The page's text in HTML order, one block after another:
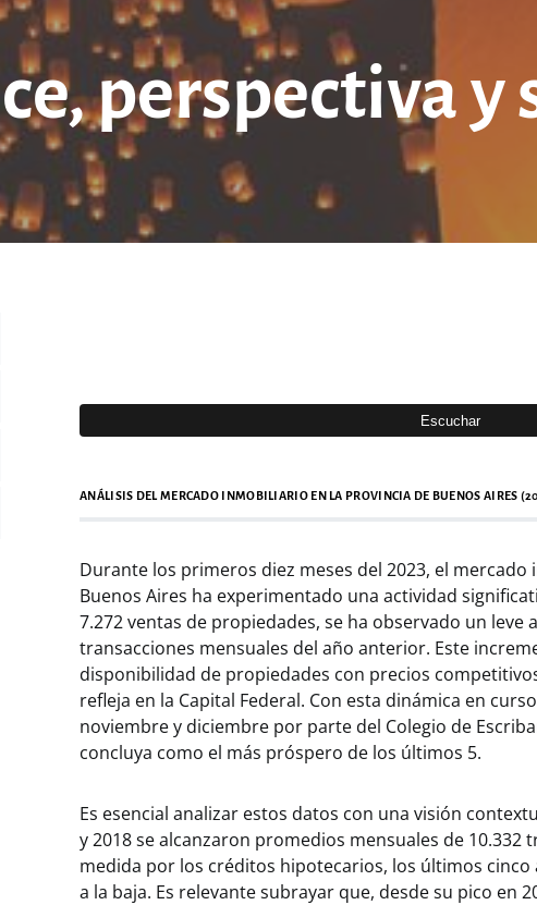
perspectiva y
ANÁLISIS DEL MERCADO INMOBILIARIO EN LA PROVINCIA DE BUENOS AIRES
Durante los primeros diez meses del 2023, el
Buenos Aires ha experimentado una actividad
7.272 ventas de propiedades, se ha observado un leve
transacciones mensuales del año anterior. Este
disponibilidad de propiedades con precios
refleja en la Capital Federal. Con esta dinámica en
noviembre y diciembre por parte del Colegio de
concluya como el más próspero de los últimos 5.
Es esencial analizar estos datos con una visión
y 2018 se alcanzaron promedios mensuales de 10.332
medida por los créditos hipotecarios, los últimos
a la baja. Es relevante subrayar que, desde su pico en